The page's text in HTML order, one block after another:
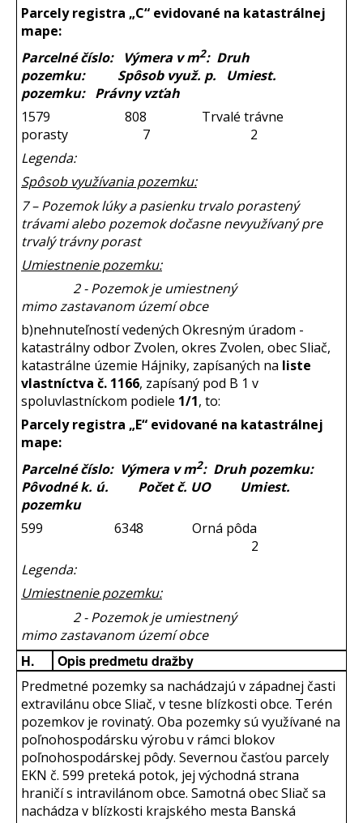
Parcely registra „C“ evidované na katastrálnej
mape:
Parcelné číslo: Výmera v m2: Druh
pozemku: Spôsob využ. p. Umiest.
pozemku: Právny vzťah
1579 808 Trvalé trávne
porasty 7 2
Legenda:
Spôsob využívania pozemku:
7 – Pozemok lúky a pasienku trvalo porastený
trávami alebo pozemok dočasne nevyužívaný pre
trvalý trávny porast
Umiestnenie pozemku:
2 - Pozemok je umiestnený
mimo zastavanom území obce
b)nehnuteľností vedených Okresným úradom -
katastrálny odbor Zvolen, okres Zvolen, obec Sliač,
katastrálne územie Hájniky, zapísaných na liste
vlastníctva č. 1166, zapísaný pod B 1 v
spoluvlastníckom podiele 1/1, to:
Parcely registra „E“ evidované na katastrálnej
mape:
Parcelné číslo: Výmera v m2: Druh pozemku:
Pôvodné k. ú. Počet č. UO Umiest.
pozemku
599 6348 Orná pôda
2
Legenda:
Umiestnenie pozemku:
2 - Pozemok je umiestnený
mimo zastavanom území obce
H. Opis predmetu dražby
Predmetné pozemky sa nachádzajú v západnej časti
extravilánu obce Sliač, v tesne blízkosti obce. Terén
pozemkov je rovinatý. Oba pozemky sú využívané na
poľnohospodársku výrobu v rámci blokov
poľnohospodárskej pôdy. Severnou časťou parcely
EKN č. 599 preteká potok, jej východná strana
hraničí s intravilánom obce. Samotná obec Sliač sa
nachádza v blízkosti krajského mesta Banská